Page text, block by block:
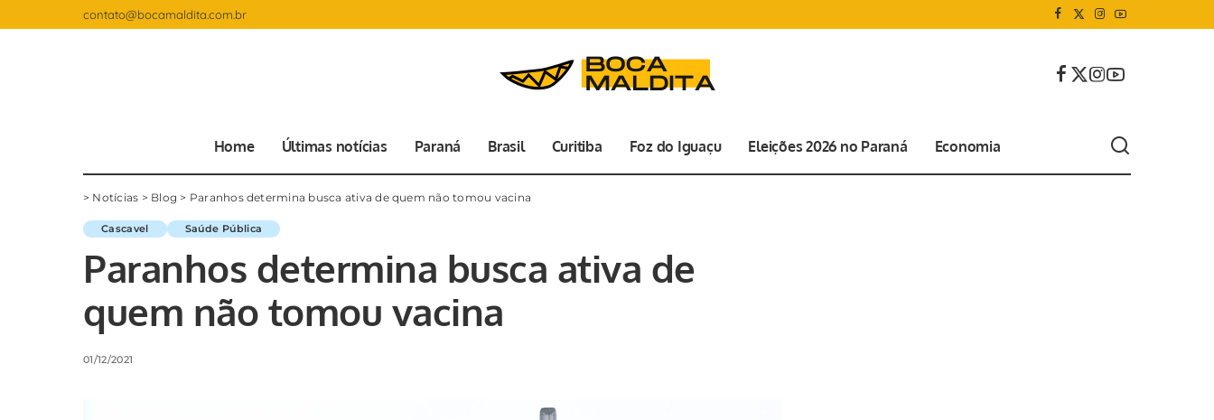
contato@bocamaldita.com.br
Home Últimas notícias Paraná Brasil Curitiba Foz do Iguaçu Eleições 2026 no Paraná Economia
> Notícias > Blog > Paranhos determina busca ativa de quem não tomou vacina
Cascavel Saúde Pública
Paranhos determina busca ativa de
quem não tomou vacina
01/12/2021